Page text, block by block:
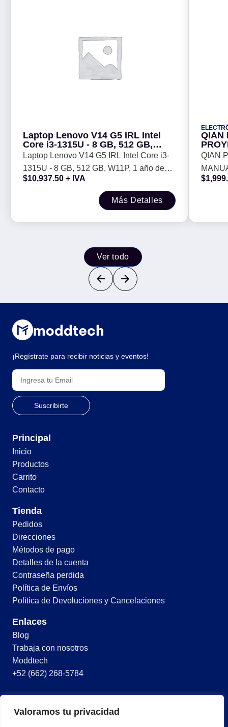
Valoramos tu privacidad
Laptop Lenovo V14 G5 IRL Intel
Core i3-1315U - 8 GB, 512 GB,
W11P, 1 año de garantia
Laptop Lenovo V14 G5 IRL Intel Core i3-
1315U - 8 GB, 512 GB, W11P, 1 año de
garantia
$10,937.50 + IVA
Más Detalles
QIAN
QIAN
MATE,
$
Ver todo
¡Regístrate para recibir noticias y eventos!
Principal
Inicio
Productos
Carrito
Contacto
Tienda
Pedidos
Direcciones
Métodos de pago
Detalles de la cuenta
Contraseña perdida
Política de Envíos
Política de Devoluciones y Cancelaciones
Enlaces
Blog
Trabaja con nosotros
Moddtech
+52 (662) 268-5784
© 2026 Todos los derechos reservados